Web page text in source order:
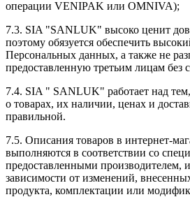
операции VENIPAK или OMNIVA);
7.3. SIA "SANLUK" высоко ценит
поэтому обязуется обеспечить
Персональных данных, а также не
предоставленную третьим лицам без
7.4. SIA " SANLUK" работает над
о товарах, их наличии, ценах и
правильной.
7.5. Описания товаров в интернет-
выполняются в соответствии со
предоставленными производителем,
зависимости от изменений,
продукта, комплектации или